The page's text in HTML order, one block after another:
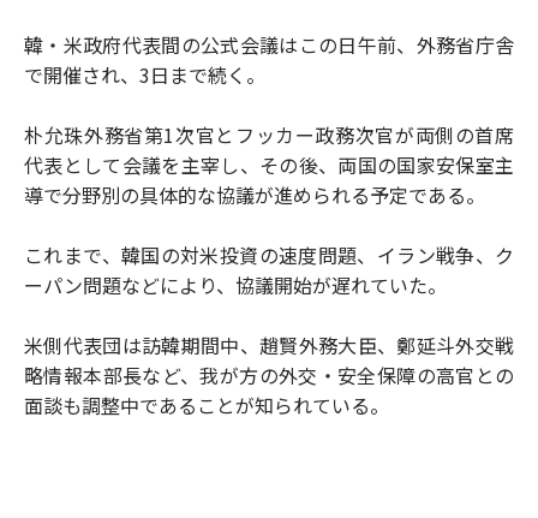
韓・米政府代表間の公式会議はこの日午前、外務省庁舎
で開催され、3日まで続く。
朴允珠外務省第1次官とフッカー政務次官が両側の首席
代表として会議を主宰し、その後、両国の国家安保室主
導で分野別の具体的な協議が進められる予定である。
これまで、韓国の対米投資の速度問題、イラン戦争、ク
ーパン問題などにより、協議開始が遅れていた。
米側代表団は訪韓期間中、趙賢外務大臣、鄭延斗外交戦
略情報本部長など、我が方の外交・安全保障の高官との
面談も調整中であることが知られている。